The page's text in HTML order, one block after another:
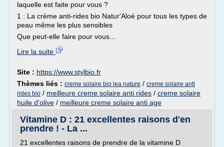
laquelle est faite pour vous ?
1 : La crème anti-rides bio Natur'Aloé pour tous les types de
peau même les plus sensibles
Que peut-elle faire pour vous...
Lire la suite
Site : https://www.stylbio.fr
Thèmes liés : creme solaire bio lea nature / creme solaire anti
rides bio / meilleure creme solaire anti rides / creme solaire
huile d'olive / meilleure creme solaire anti age
Vitamine D : 21 excellentes raisons d'en
prendre ! - La ...
21 excellentes raisons de prendre de la vitamine D